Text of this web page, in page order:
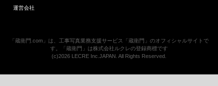
運営会社
「蔵衛門.com」は、工事写真業務支援サービス「蔵衛門」のオフィシャルサイトで
す。「蔵衛門」は株式会社ルクレの登録商標です
(c)2026 LECRE Inc.JAPAN. All Rights Reserved.